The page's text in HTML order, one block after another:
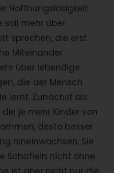
Hoffnungslosigkeit
soll mehr über
sprechen, die erst
Miteinander
über lebendige
die der Mensch
lernt. Zunächst als
die je mehr Kinder von
desto besser
hineinwachsen. Sie
Schäflein nicht ohne